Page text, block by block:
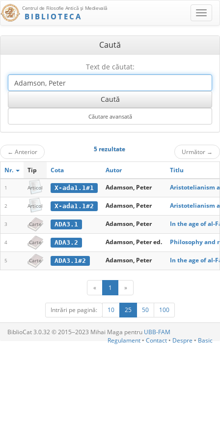
Centrul de Filosofie Antică şi Medievală
BIBLIOTECA
Caută
Text de căutat:
← Anterior 5 rezultate Următor →
Nr. Tip Cota Autor Titlu
1 Articol X-ada1.1#1 Adamson, Peter Aristotelianism
2 Articol X-ada1.1#2 Adamson, Peter Aristotelianism
3 Carte ADA3.1 Adamson, Peter In the age of al-
4 Carte ADA3.2 Adamson, Peter ed. Philosophy and
5 Carte ADA3.1#2 Adamson, Peter In the age of al-
« 1 »
Intrări pe pagină: 10 25 50 100
BiblioCat 3.0.32 © 2015‒2023 Mihai Maga pentru UBB-FAM
Regulament • Contact • Despre • Basic